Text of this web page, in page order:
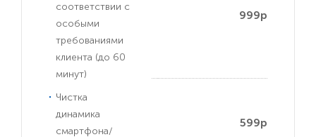
соответствии с
особыми
требованиями
клиента (до 60
минут)
999р
Чистка
динамика
смартфона/
599р